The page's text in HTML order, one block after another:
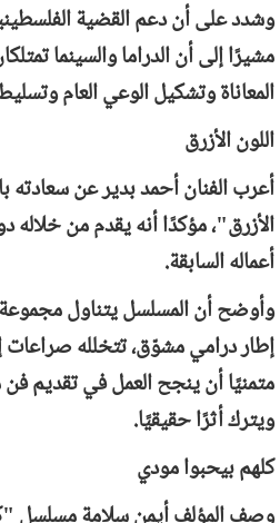
وشدد على أن دعم القضية
مشيرًا إلى أن الدراما والسينما
المعاناة وتشكيل الوعي العام
اللون الأزرق
أعرب الفنان أحمد بدير عن
الأزرق"، مؤكدًا أنه يقدم من خلاله
أعماله السابقة.
وأوضح أن المسلسل يتناول
إطار درامي مشوّق، تتخلله صراعات
متمنيًا أن ينجح العمل في تقديم
ويترك أثرًا حقيقيًا.
كلهم بيحبوا مودي